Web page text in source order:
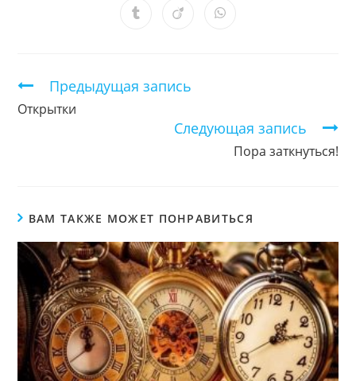
новомновомновомновом
Открывается
ОткрываетсяОткрывается
Продолжить
чтение
Предыдущая запись
Открытки
Следующая запись
Пора заткнуться!
ВАМ ТАКЖЕ МОЖЕТ ПОНРАВИТЬСЯ